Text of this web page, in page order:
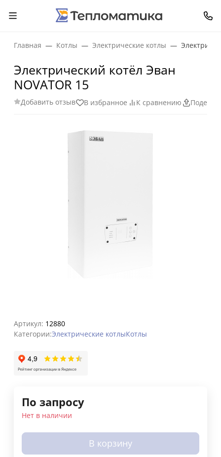
Главная Котлы Электрические котлы
Электрический котёл Эван
NOVATOR 15
Добавить отзыв В избранное К сравнению
Артикул: 12880
Категории:Электрические котлыКотлы
По запросу
Нет в наличии
В корзину